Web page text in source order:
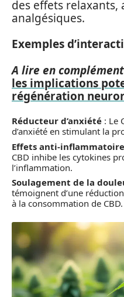
des effets
analgésiques.
Exemples
A lire en
les implications
régénération
Réducteur d’anxiété : Le
d’anxiété en stimulant la
Effets anti-
CBD inhibe les cytokines
l’inflammation.
Soulagement de la
témoignent d’une
à la consommation de CBD.